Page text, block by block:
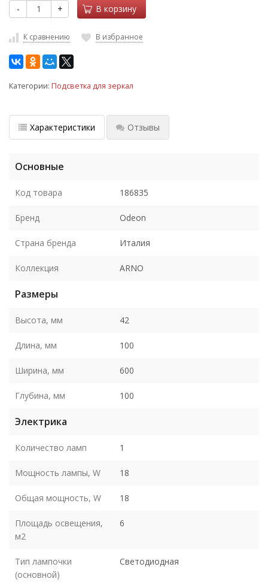
- + В корзину
К сравнению В избранное
Категории: Подсветка для зеркал
Характеристики Отзывы
Основные
Код товара 186835
Бренд Odeon
Страна бренда Италия
Коллекция ARNO
Размеры
Высота, мм 42
Длина, мм 100
Ширина, мм 600
Глубина, мм 100
Электрика
Количество ламп 1
Мощность лампы, W 18
Общая мощность, W 18
Площадь освещения,
м2
6
Тип лампочки
(основной)
Светодиодная